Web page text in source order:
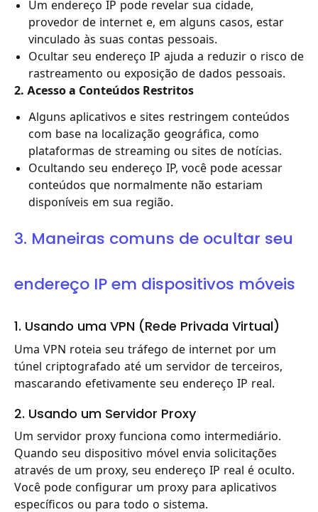
Um endereço IP pode revelar sua cidade,
provedor de internet e, em alguns casos, estar
vinculado às suas contas pessoais.
Ocultar seu endereço IP ajuda a reduzir o risco de
rastreamento ou exposição de dados pessoais.
2. Acesso a Conteúdos Restritos
Alguns aplicativos e sites restringem conteúdos
com base na localização geográfica, como
plataformas de streaming ou sites de notícias.
Ocultando seu endereço IP, você pode acessar
conteúdos que normalmente não estariam
disponíveis em sua região.
3. Maneiras comuns de ocultar seu
endereço IP em dispositivos móveis
1. Usando uma VPN (Rede Privada Virtual)
Uma VPN roteia seu tráfego de internet por um
túnel criptografado até um servidor de terceiros,
mascarando efetivamente seu endereço IP real.
2. Usando um Servidor Proxy
Um servidor proxy funciona como intermediário.
Quando seu dispositivo móvel envia solicitações
através de um proxy, seu endereço IP real é oculto.
Você pode configurar um proxy para aplicativos
específicos ou para todo o sistema.